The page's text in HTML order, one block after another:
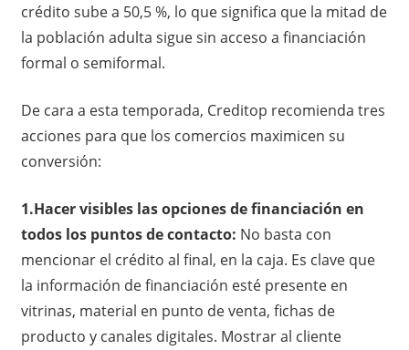
crédito sube a 50,5 %, lo que significa que la mitad de
la población adulta sigue sin acceso a financiación
formal o semiformal.
De cara a esta temporada, Creditop recomienda tres
acciones para que los comercios maximicen su
conversión:
1.Hacer visibles las opciones de financiación en
todos los puntos de contacto: No basta con
mencionar el crédito al final, en la caja. Es clave que
la información de financiación esté presente en
vitrinas, material en punto de venta, fichas de
producto y canales digitales. Mostrar al cliente